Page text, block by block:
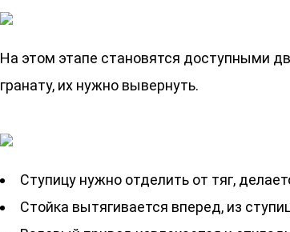
На этом этапе становятся доступными
гранату, их нужно вывернуть.
Ступицу нужно отделить от тяг,
Стойка вытягивается вперед, из